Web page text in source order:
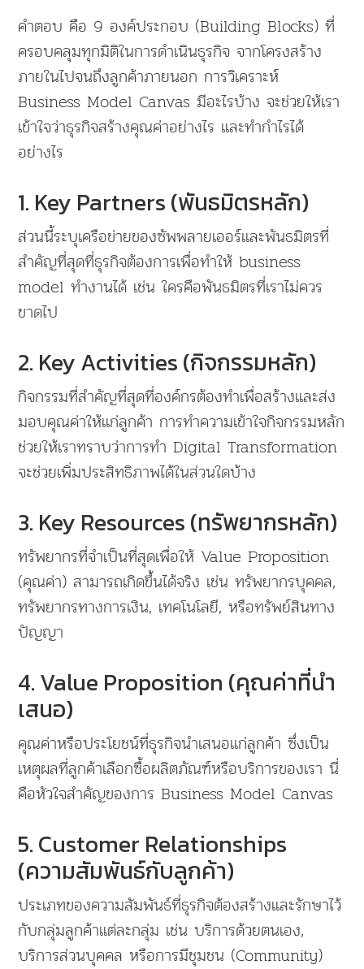
คำตอบ คือ 9 องค์ประกอบ (Building Blocks) ที่
ครอบคลุมทุกมิติในการดำเนินธุรกิจ จากโครงสร้าง
ภายในไปจนถึงลูกค้าภายนอก การวิเคราะห์
Business Model Canvas มีอะไรบ้าง จะช่วยให้เรา
เข้าใจว่าธุรกิจสร้างคุณค่าอย่างไร และทำกำไรได้
อย่างไร
1. Key Partners (พันธมิตรหลัก)
ส่วนนี้ระบุเครือข่ายของซัพพลายเออร์และพันธมิตรที่
สำคัญที่สุดที่ธุรกิจต้องการเพื่อทำให้ business
model ทำงานได้ เช่น ใครคือพันธมิตรที่เราไม่ควร
ขาดไป
2. Key Activities (กิจกรรมหลัก)
กิจกรรมที่สำคัญที่สุดที่องค์กรต้องทำเพื่อสร้างและส่ง
มอบคุณค่าให้แก่ลูกค้า การทำความเข้าใจกิจกรรมหลัก
ช่วยให้เราทราบว่าการทำ Digital Transformation
จะช่วยเพิ่มประสิทธิภาพได้ในส่วนใดบ้าง
3. Key Resources (ทรัพยากรหลัก)
ทรัพยากรที่จำเป็นที่สุดเพื่อให้ Value Proposition
(คุณค่า) สามารถเกิดขึ้นได้จริง เช่น ทรัพยากรบุคคล,
ทรัพยากรทางการเงิน, เทคโนโลยี, หรือทรัพย์สินทาง
ปัญญา
4. Value Proposition (คุณค่าที่นำ
เสนอ)
คุณค่าหรือประโยชน์ที่ธุรกิจนำเสนอแก่ลูกค้า ซึ่งเป็น
เหตุผลที่ลูกค้าเลือกซื้อผลิตภัณฑ์หรือบริการของเรา นี่
คือหัวใจสำคัญของการ Business Model Canvas
5. Customer Relationships
(ความสัมพันธ์กับลูกค้า)
ประเภทของความสัมพันธ์ที่ธุรกิจต้องสร้างและรักษาไว้
กับกลุ่มลูกค้าแต่ละกลุ่ม เช่น บริการด้วยตนเอง,
บริการส่วนบุคคล หรือการมีชุมชน (Community)